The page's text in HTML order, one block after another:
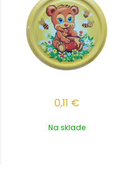
0,11 €
Na sklade